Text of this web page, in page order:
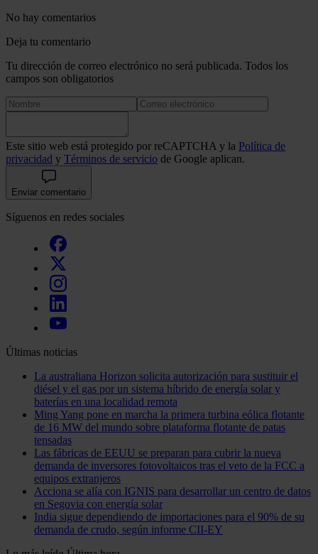
No hay comentarios
Deja tu comentario
Tu dirección de correo electrónico no será publicada. Todos los
campos son obligatorios
Este sitio web está protegido por reCAPTCHA y la Política de
privacidad y Términos de servicio de Google aplican.
Enviar comentario
Síguenos en redes sociales
Últimas noticias
La australiana Horizon solicita autorización para sustituir el
diésel y el gas por un sistema híbrido de energía solar y
baterías en una localidad remota
Ming Yang pone en marcha la primera turbina eólica flotante
de 16 MW del mundo sobre plataforma flotante de patas
tensadas
Las fábricas de EEUU se preparan para cubrir la nueva
demanda de inversores fotovoltaicos tras el veto de la FCC a
equipos extranjeros
Acciona se alía con IGNIS para desarrollar un centro de datos
en Segovia con energía solar
India sigue dependiendo de importaciones para el 90% de su
demanda de crudo, según informe CII-EY